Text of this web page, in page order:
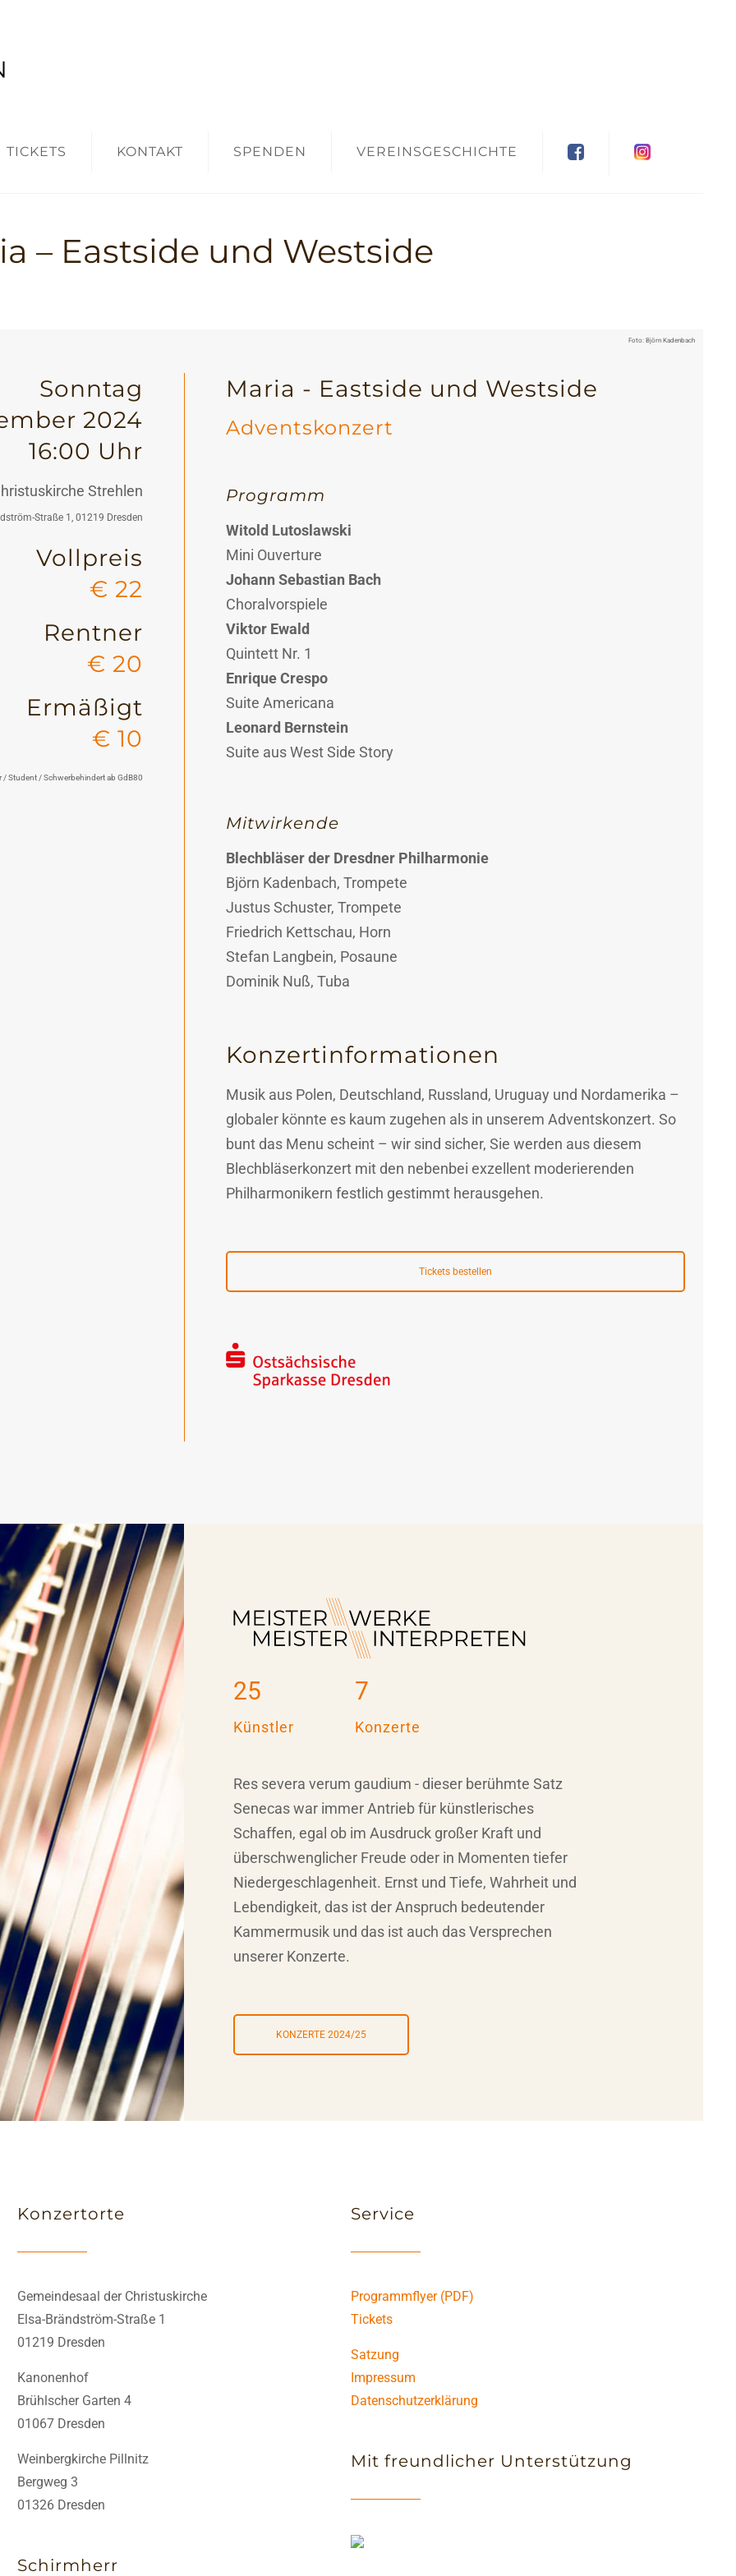
TICKETS KONTAKT SPENDEN VEREINSGESCHICHTE
– Eastside und Westside
Foto: Björn Kadenbach
Sonntag
2024
16:00 Uhr
Strehlen
Straße 1, 01219 Dresden
Vollpreis
€ 22
Rentner
€ 20
Ermäßigt
€ 10
/ Student / Schwerbehindert ab GdB80
Maria - Eastside und Westside
Adventskonzert
Programm
Witold Lutoslawski
Mini Ouverture
Johann Sebastian Bach
Choralvorspiele
Viktor Ewald
Quintett Nr. 1
Enrique Crespo
Suite Americana
Leonard Bernstein
Suite aus West Side Story
Mitwirkende
Blechbläser der Dresdner Philharmonie
Björn Kadenbach, Trompete
Justus Schuster, Trompete
Friedrich Kettschau, Horn
Stefan Langbein, Posaune
Dominik Nuß, Tuba
Konzertinformationen
Musik aus Polen, Deutschland, Russland, Uruguay und Nordamerika –
globaler könnte es kaum zugehen als in unserem Adventskonzert. So
bunt das Menu scheint – wir sind sicher, Sie werden aus diesem
Blechbläserkonzert mit den nebenbei exzellent moderierenden
Philharmonikern festlich gestimmt herausgehen.
Tickets bestellen
25
Künstler
7
Konzerte
Res severa verum gaudium - dieser berühmte Satz
Senecas war immer Antrieb für künstlerisches
Schaffen, egal ob im Ausdruck großer Kraft und
überschwenglicher Freude oder in Momenten tiefer
Niedergeschlagenheit. Ernst und Tiefe, Wahrheit und
Lebendigkeit, das ist der Anspruch bedeutender
Kammermusik und das ist auch das Versprechen
unserer Konzerte.
KONZERTE 2024/25
Konzertorte
Gemeindesaal der Christuskirche
Elsa-Brändström-Straße 1
01219 Dresden
Kanonenhof
Brühlscher Garten 4
01067 Dresden
Weinbergkirche Pillnitz
Bergweg 3
01326 Dresden
Schirmherr
Service
Programmflyer (PDF)
Tickets
Satzung
Impressum
Datenschutzerklärung
Mit freundlicher Unterstützung